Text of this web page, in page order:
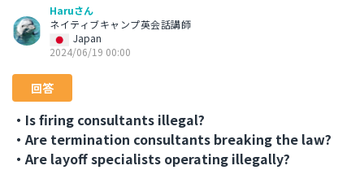
Haruさん
ネイティブキャンプ英会話講師
Japan
2024/06/19 00:00
回答
・Is firing consultants illegal?
・Are termination consultants breaking the law?
・Are layoff specialists operating illegally?